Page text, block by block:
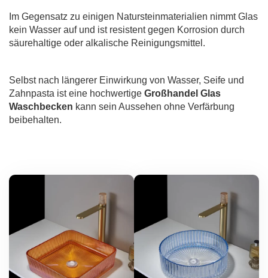
Im Gegensatz zu einigen Natursteinmaterialien nimmt Glas
kein Wasser auf und ist resistent gegen Korrosion durch
säurehaltige oder alkalische Reinigungsmittel.
Selbst nach längerer Einwirkung von Wasser, Seife und
Zahnpasta ist eine hochwertige Großhandel Glas
Waschbecken kann sein Aussehen ohne Verfärbung
beibehalten.